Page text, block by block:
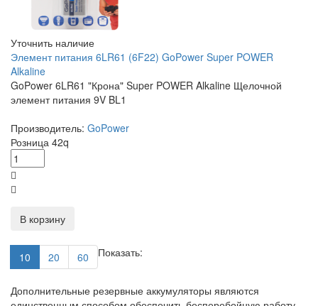
Уточнить наличие
Элемент питания 6LR61 (6F22) GoPower Super POWER
Alkaline
GoPower 6LR61 "Крона" Super POWER Alkaline Щелочной
элемент питания 9V BL1
Производитель: GoPower
Розница 42q
В корзину
Показать:
10 20 60
Дополнительные резервные аккумуляторы являются